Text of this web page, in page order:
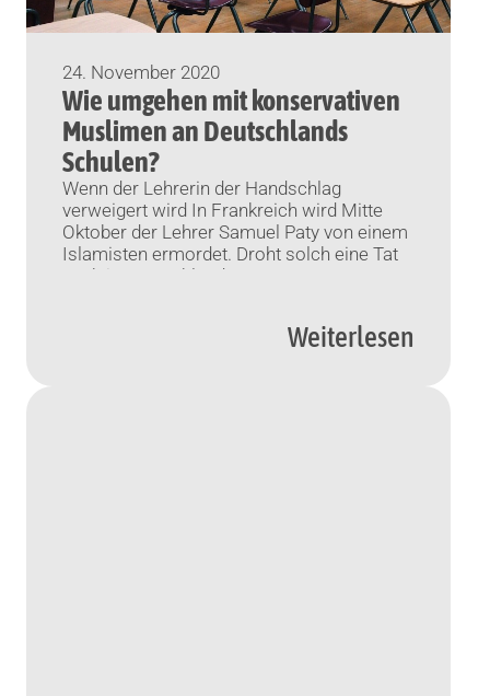
24. November 2020
Wie umgehen mit konservativen
Muslimen an Deutschlands
Schulen?
Wenn der Lehrerin der Handschlag
verweigert wird In Frankreich wird Mitte
Oktober der Lehrer Samuel Paty von einem
Islamisten ermordet. Droht solch eine Tat
auch in Deutschland? Experten warnen vor
Wachsamkeit. Von Joachim Heinz (KNA)
Bonn (KNA) Die „Halal-Polizei“ tritt gern auf
Weiterlesen